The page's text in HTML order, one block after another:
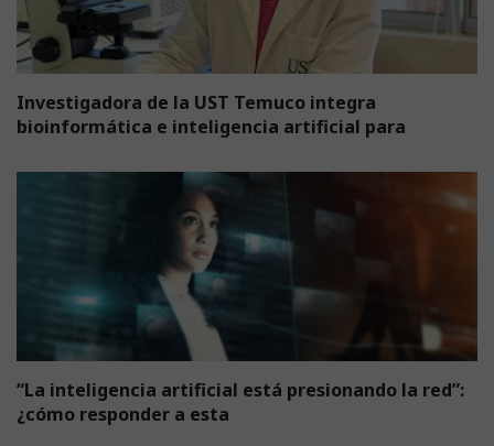
Investigadora de la UST Temuco integra
bioinformática e inteligencia artificial para
“La inteligencia artificial está presionando la red”:
¿cómo responder a esta